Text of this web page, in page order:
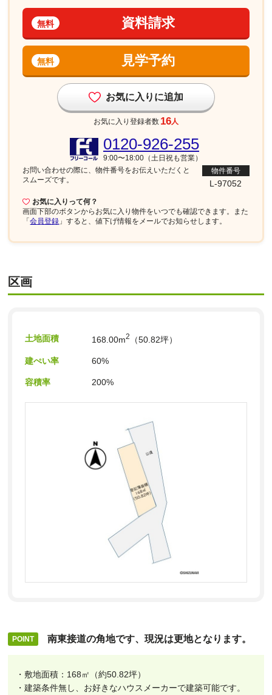
資料請求
無料
見学予約
無料
お気に入りに追加
お気に入り登録者数 16人
お気に入りって何？
画面下部のボタンからお気に入り物件をいつでも確認できます。また
「会員登録 」すると、値下げ情報をメールでお知らせします。
0120-926-255
9:00〜18:00（土日祝も営業）
お問い合わせの際に、物件番号をお伝えいただくと
スムーズです。
物件番号
L-97052
区画
土地面積 168.00m2 （50.82坪）
建ぺい率 60%
容積率 200%
南東接道の角地です、現況は更地となります。
・敷地面積：168㎡（約50.82坪）
・建築条件無し、お好きなハウスメーカーで建築可能です。